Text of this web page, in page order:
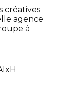
créatives
agence
à